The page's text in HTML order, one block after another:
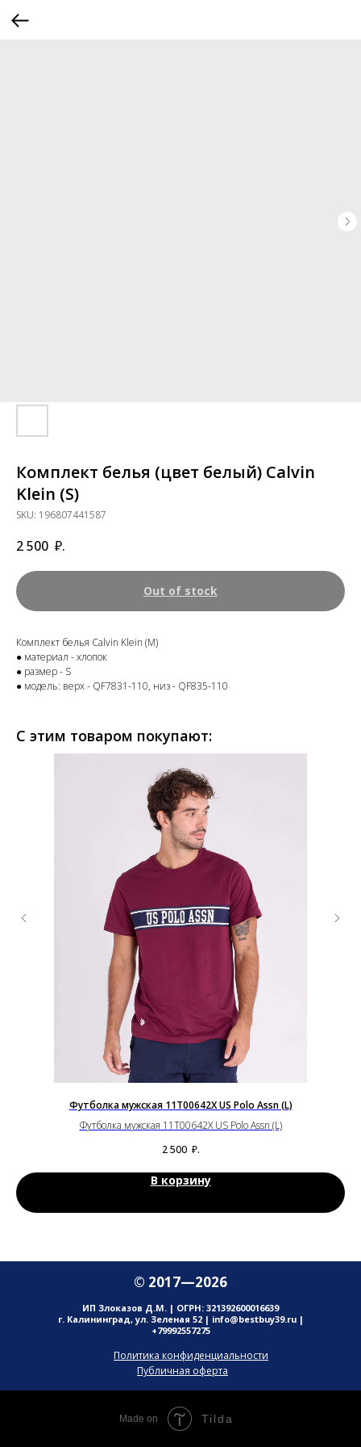
Комплект белья (цвет белый) Calvin
Klein (S)
SKU: 196807441587
2 500 ₽.
Out of stock
Комплект белья Calvin Klein (M)
● материал - хлопок
● размер - S
● модель: верх - QF7831-110, низ - QF835-110
С этим товаром покупают:
Футболка мужская 11T00642X US Polo Assn (L)
Футболка мужская 11T00642X US Polo Assn (L)
2 500 ₽.
В корзину
© 2017—2026
ИП Злоказов Д.М. | ОГРН: 321392600016639
г. Калининград, ул. Зеленая 52 | info@bestbuy39.ru |
+79992557275
Политика конфиденциальности
Публичная оферта
Made on Tilda